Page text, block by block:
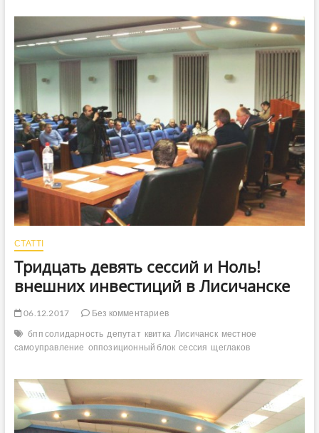
СТАТТІ
Тридцать девять сессий и Ноль!
внешних инвестиций в Лисичанске
06.12.2017
Без комментариев
бпп солидарность депутат квитка Лисичанск местное
самоуправление оппозиционный блок сессия щеглаков